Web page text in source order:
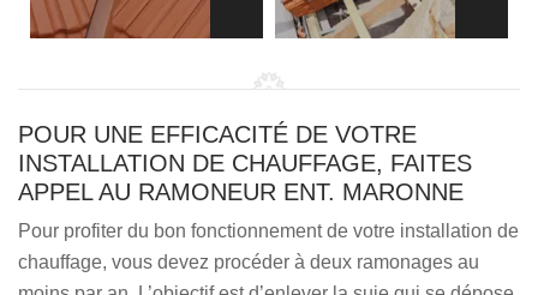
POUR UNE EFFICACITÉ DE VOTRE
INSTALLATION DE CHAUFFAGE, FAITES
APPEL AU RAMONEUR ENT. MARONNE
Pour profiter du bon fonctionnement de votre installation de
chauffage, vous devez procéder à deux ramonages au